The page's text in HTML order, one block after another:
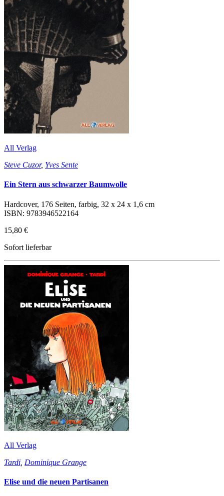
All Verlag
Steve Cuzor, Yves Sente
Ein Stern aus schwarzer Baumwolle
Hardcover, 176 Seiten, farbig, 32 x 24 x 1,6 cm
ISBN: 9783946522164
15,80 €
Sofort lieferbar
All Verlag
Tardi Dominique Grange
Elise und die neuen Partisanen